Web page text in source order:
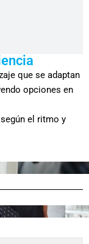
que se adaptan
opciones en
el ritmo y